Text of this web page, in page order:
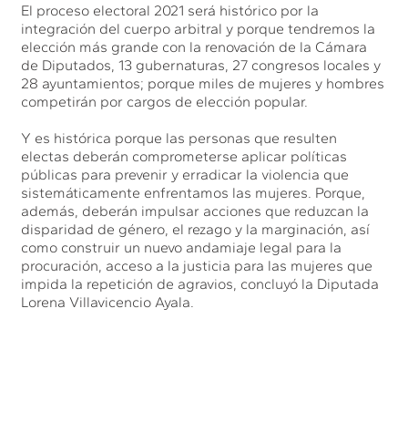
El proceso electoral 2021 será histórico por la
integración del cuerpo arbitral y porque tendremos la
elección más grande con la renovación de la Cámara
de Diputados, 13 gubernaturas, 27 congresos locales y
28 ayuntamientos; porque miles de mujeres y hombres
competirán por cargos de elección popular.
Y es histórica porque las personas que resulten
electas deberán comprometerse aplicar políticas
públicas para prevenir y erradicar la violencia que
sistemáticamente enfrentamos las mujeres. Porque,
además, deberán impulsar acciones que reduzcan la
disparidad de género, el rezago y la marginación, así
como construir un nuevo andamiaje legal para la
procuración, acceso a la justicia para las mujeres que
impida la repetición de agravios, concluyó la Diputada
Lorena Villavicencio Ayala.